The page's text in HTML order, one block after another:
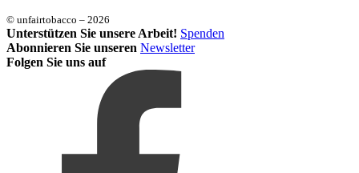
© unfairtobacco – 2026
Unterstützen Sie unsere Arbeit! Spenden
Abonnieren Sie unseren Newsletter
Folgen Sie uns auf